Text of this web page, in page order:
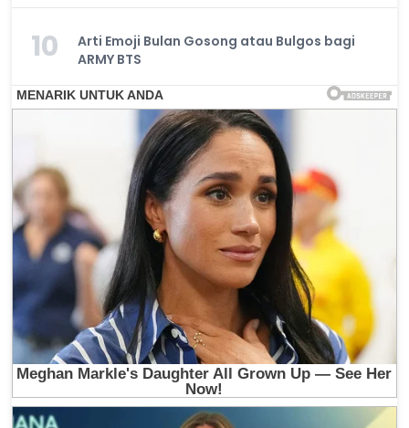
10
Arti Emoji Bulan Gosong atau Bulgos bagi
ARMY BTS